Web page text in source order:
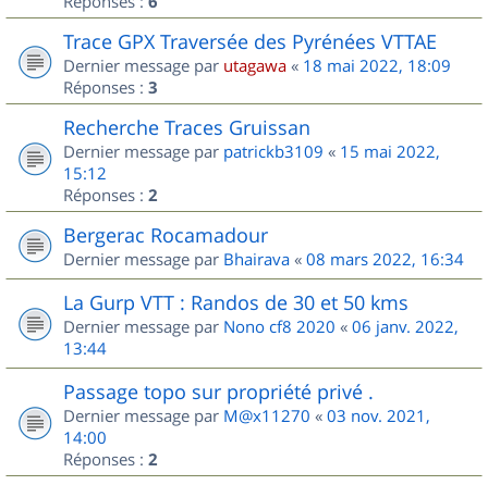
Trace GPX Traversée des Pyrénées VTTAE
Dernier message par utagawa « 18 mai 2022, 18:09
Réponses : 3
Recherche Traces Gruissan
Dernier message par patrickb3109 « 15 mai 2022,
15:12
Réponses : 2
Bergerac Rocamadour
Dernier message par Bhairava « 08 mars 2022, 16:34
La Gurp VTT : Randos de 30 et 50 kms
Dernier message par Nono cf8 2020 « 06 janv. 2022,
13:44
Passage topo sur propriété privé .
Dernier message par M@x11270 « 03 nov. 2021,
14:00
Réponses : 2